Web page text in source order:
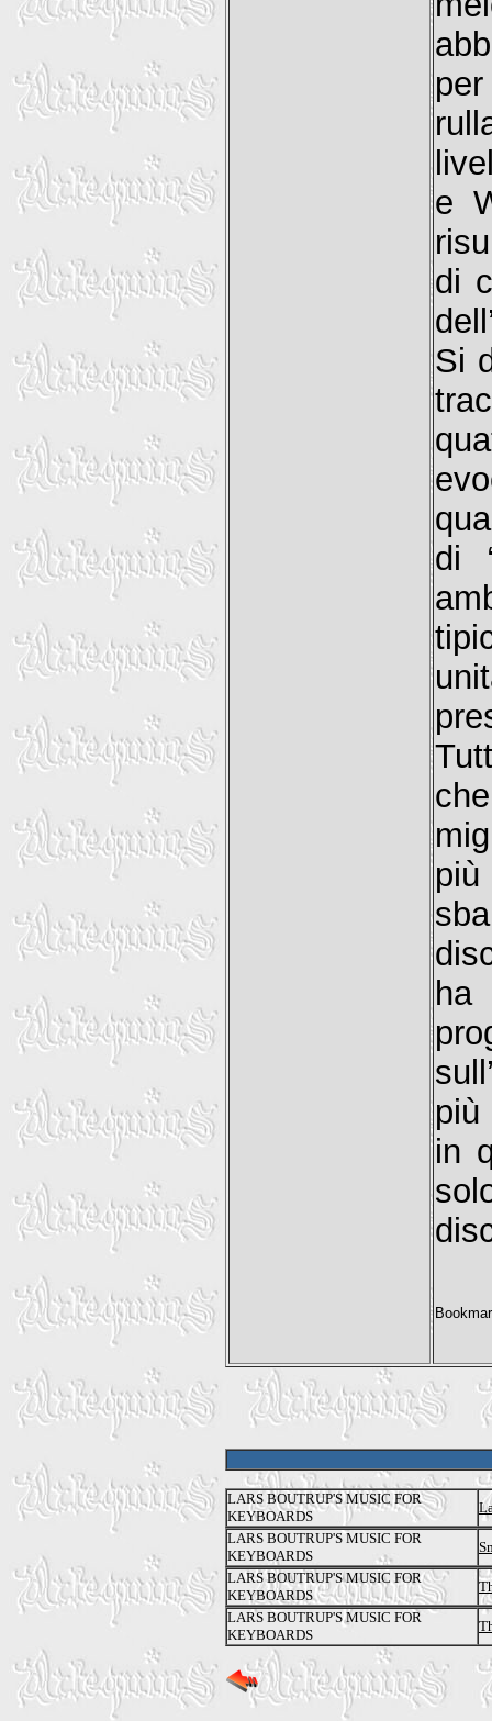
e
di
Si
di
ha
in
LARS BOUTRUP'S MUSIC FOR
KEYBOARDS
LARS BOUTRUP'S MUSIC FOR
KEYBOARDS
LARS BOUTRUP'S MUSIC FOR
KEYBOARDS
LARS BOUTRUP'S MUSIC FOR
KEYBOARDS